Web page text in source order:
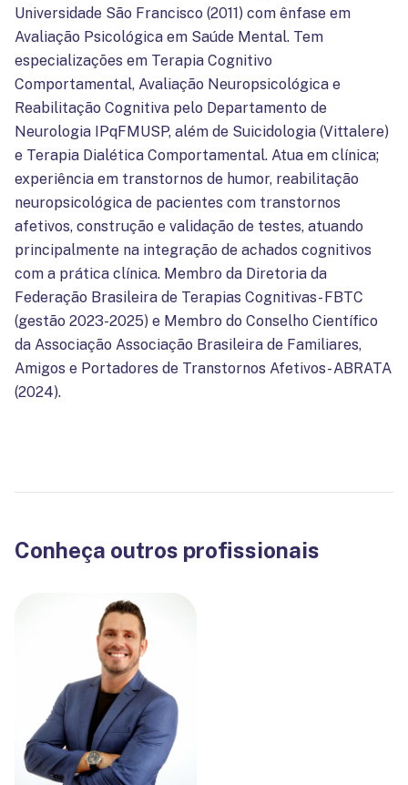
Universidade São Francisco (2011) com ênfase em
Avaliação Psicológica em Saúde Mental. Tem
especializações em Terapia Cognitivo
Comportamental, Avaliação Neuropsicológica e
Reabilitação Cognitiva pelo Departamento de
Neurologia IPqFMUSP, além de Suicidologia (Vittalere)
e Terapia Dialética Comportamental. Atua em clínica;
experiência em transtornos de humor, reabilitação
neuropsicológica de pacientes com transtornos
afetivos, construção e validação de testes, atuando
principalmente na integração de achados cognitivos
com a prática clínica. Membro da Diretoria da
Federação Brasileira de Terapias Cognitivas- FBTC
(gestão 2023-2025) e Membro do Conselho Científico
da Associação Associação Brasileira de Familiares,
Amigos e Portadores de Transtornos Afetivos- ABRATA
(2024).
Conheça outros profissionais